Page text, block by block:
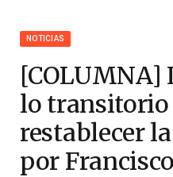
NOTICIAS
[COLUMNA]
lo transitorio
restablecer
por